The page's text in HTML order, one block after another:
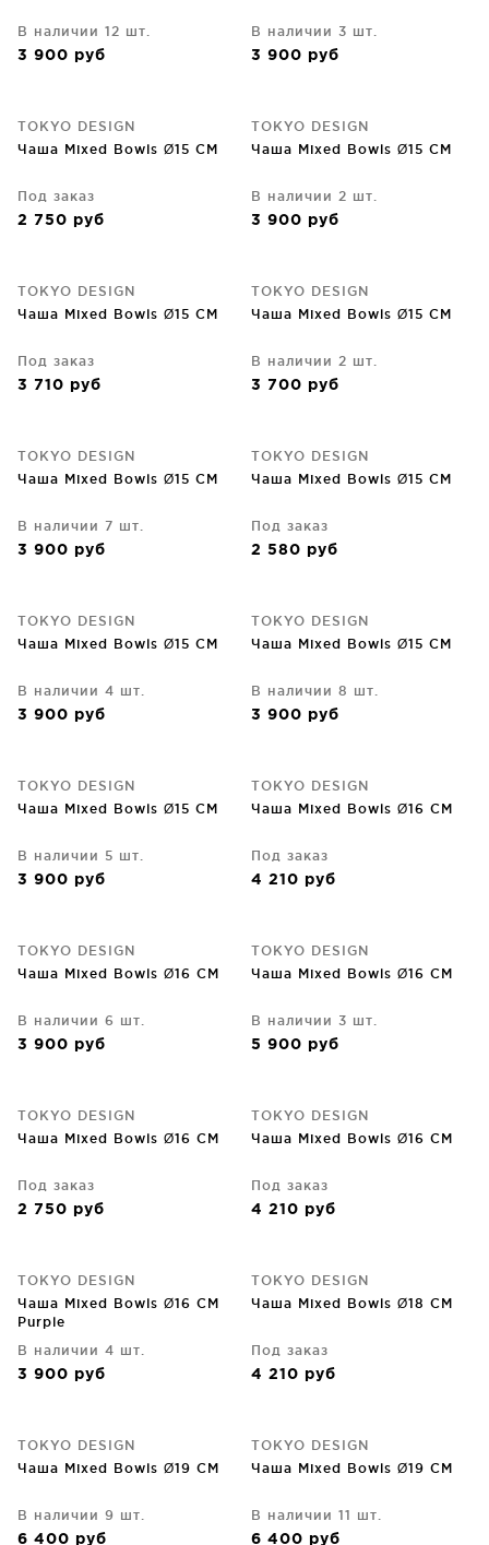
В наличии 12 шт.
3 900 руб
В наличии 3 шт.
3 900 руб
TOKYO DESIGN
Чаша Mixed Bowls Ø15 CM
Под заказ
2 750 руб
TOKYO DESIGN
Чаша Mixed Bowls Ø15 CM
В наличии 2 шт.
3 900 руб
TOKYO DESIGN
Чаша Mixed Bowls Ø15 CM
Под заказ
3 710 руб
TOKYO DESIGN
Чаша Mixed Bowls Ø15 CM
В наличии 2 шт.
3 700 руб
TOKYO DESIGN
Чаша Mixed Bowls Ø15 CM
В наличии 7 шт.
3 900 руб
TOKYO DESIGN
Чаша Mixed Bowls Ø15 CM
Под заказ
2 580 руб
TOKYO DESIGN
Чаша Mixed Bowls Ø15 CM
В наличии 4 шт.
3 900 руб
TOKYO DESIGN
Чаша Mixed Bowls Ø15 CM
В наличии 8 шт.
3 900 руб
TOKYO DESIGN
Чаша Mixed Bowls Ø15 CM
В наличии 5 шт.
3 900 руб
TOKYO DESIGN
Чаша Mixed Bowls Ø16 CM
Под заказ
4 210 руб
TOKYO DESIGN
Чаша Mixed Bowls Ø16 CM
В наличии 6 шт.
3 900 руб
TOKYO DESIGN
Чаша Mixed Bowls Ø16 CM
В наличии 3 шт.
5 900 руб
TOKYO DESIGN
Чаша Mixed Bowls Ø16 CM
Под заказ
2 750 руб
TOKYO DESIGN
Чаша Mixed Bowls Ø16 CM
Под заказ
4 210 руб
TOKYO DESIGN
Чаша Mixed Bowls Ø16 CM
Purple
В наличии 4 шт.
3 900 руб
TOKYO DESIGN
Чаша Mixed Bowls Ø18 CM
Под заказ
4 210 руб
TOKYO DESIGN
Чаша Mixed Bowls Ø19 CM
В наличии 9 шт.
6 400 руб
TOKYO DESIGN
Чаша Mixed Bowls Ø19 CM
В наличии 11 шт.
6 400 руб